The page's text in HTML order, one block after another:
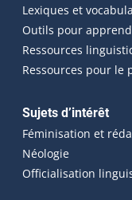
Lexiques et
Outils pour
Ressources
Ressources pour le
Sujets d’intérêt
Féminisation et
Néologie
Officialisation